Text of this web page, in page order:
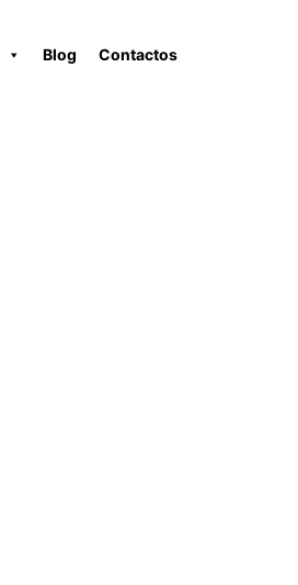
Blog Contactos